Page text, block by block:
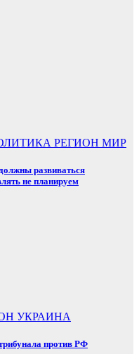
РЕГИОН МИР
развиваться
не планируем
УКРАИНА
против РФ